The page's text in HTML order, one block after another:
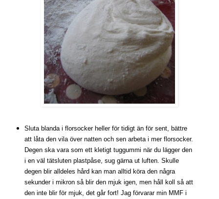
Sluta blanda i florsocker heller för tidigt än för sent, bättre
att låta den vila över natten och sen arbeta i mer florsocker.
Degen ska vara som ett kletigt tuggummi när du lägger den
i en väl tätsluten plastpåse, sug gärna ut luften. Skulle
degen blir alldeles hård kan man alltid köra den några
sekunder i mikron så blir den mjuk igen, men håll koll så att
den inte blir för mjuk, det går fort! Jag förvarar min MMF i